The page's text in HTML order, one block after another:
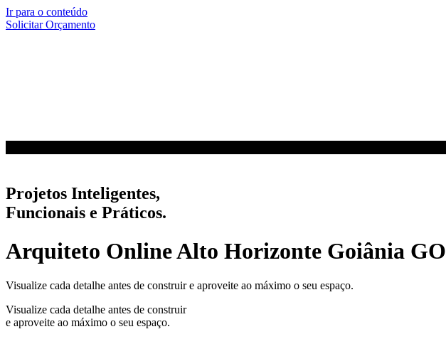
Ir para o conteúdo
Solicitar Orçamento
Projetos Inteligentes,
Funcionais e Práticos.
Arquiteto Online Alto Horizonte Goiânia GO
Visualize cada detalhe antes de construir e aproveite ao máximo o seu espaço.
Visualize cada detalhe antes de construir
e aproveite ao máximo o seu espaço.